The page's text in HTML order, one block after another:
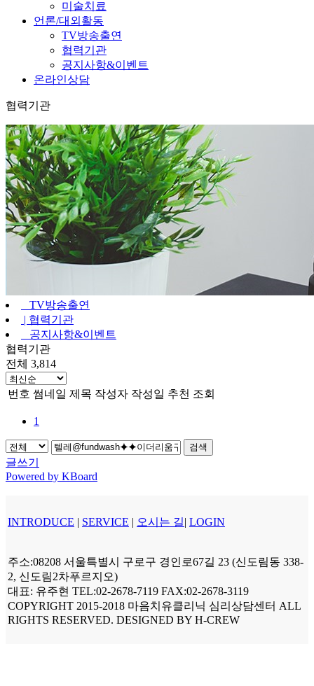
미술치료
언론/대외활동
TV방송출연
협력기관
공지사항&이벤트
온라인상담
협력기관
TV방송출연
| 협력기관
공지사항&이벤트
협력기관
전체 3,814
번호 썸네일 제목 작성자 작성일 추천 조회
1
검색
글쓰기
Powered by KBoard
INTRODUCE SERVICE 오시는 길 LOGIN
주소:08208 서울특별시 구로구 경인로67길 23 (신도림동 338-
2, 신도림2차푸르지오)
대표: 유주현 TEL:02-2678-7119 FAX:02-2678-3119
COPYRIGHT 2015-2018 마음치유클리닉 심리상담센터 ALL
RIGHTS RESERVED. DESIGNED BY H-CREW